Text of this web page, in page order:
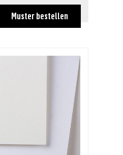
Muster bestellen